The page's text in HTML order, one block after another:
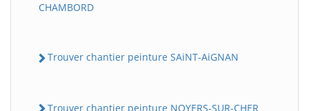
CHAMBORD
Trouver chantier peinture SAiNT-AiGNAN
Trouver chantier peinture NOYERS-SUR-CHER